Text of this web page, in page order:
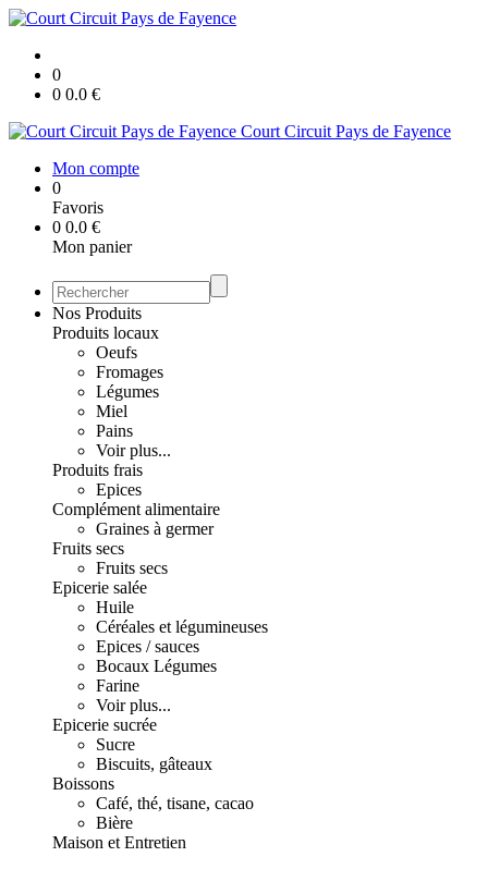
0
0 0.0 €
Court Circuit Pays de Fayence
Mon compte
0
Favoris
0 0.0 €
Mon panier
Nos Produits
Produits locaux
Oeufs
Fromages
Légumes
Miel
Pains
Voir plus...
Produits frais
Epices
Complément alimentaire
Graines à germer
Fruits secs
Fruits secs
Epicerie salée
Huile
Céréales et légumineuses
Epices / sauces
Bocaux Légumes
Farine
Voir plus...
Epicerie sucrée
Sucre
Biscuits, gâteaux
Boissons
Café, thé, tisane, cacao
Bière
Maison et Entretien